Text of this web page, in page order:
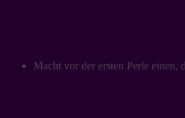
Macht vor der ersten Perle einen,